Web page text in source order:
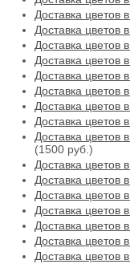
Доставка цветов
Доставка цветов
Доставка цветов
Доставка цветов
Доставка цветов
Доставка
Доставка цветов
Доставка цветов
Доставка цветов
(1500 руб.)
Доставка цветов
Доставка цветов
Доставка цветов
Доставка цветов
Доставка цветов
Доставка цветов
Доставка